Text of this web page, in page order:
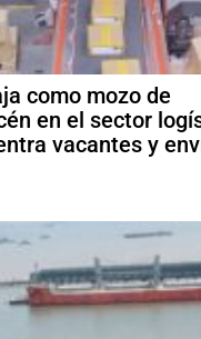
como mozo de
en el sector
vacantes y